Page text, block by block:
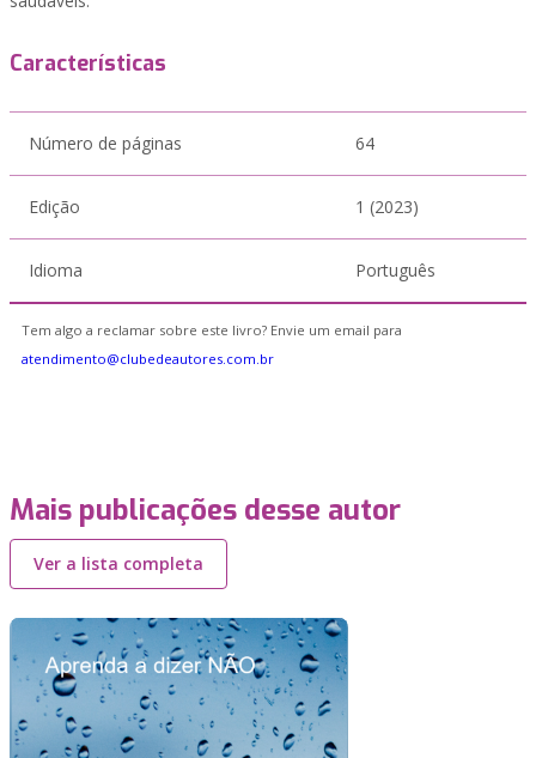
Características
Número de páginas 64
Edição 1 (2023)
Idioma Português
Tem algo a reclamar sobre este livro? Envie um email para
atendimento@clubedeautores.com.br
Mais publicações desse autor
Ver a lista completa